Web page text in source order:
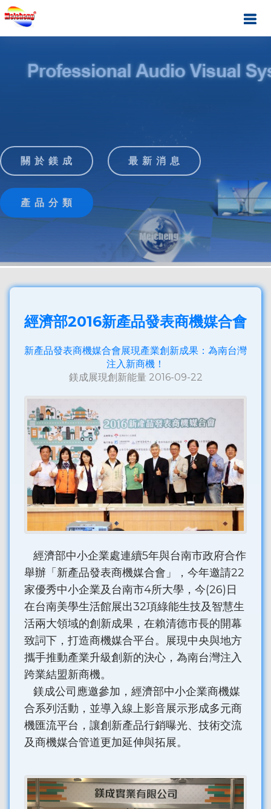
關 於 鎂 成 最 新 消 息
產 品 分 類
經濟部2016新產品發表商機媒合會
新產品發表商機媒合會展現產業創新成果：為南台灣
注入新商機！
鎂成展現創新能量 2016-09-22
經濟部中小企業處連續5年與台南市政府合作
舉辦「新產品發表商機媒合會」，今年邀請22
家優秀中小企業及台南市4所大學，今(26)日
在台南美學生活館展出32項綠能生技及智慧生
活兩大領域的創新成果，在賴清德市長的開幕
致詞下，打造商機媒合平台。展現中央與地方
攜手推動產業升級創新的決心，為南台灣注入
跨業結盟新商機。
鎂成公司應邀參加，經濟部中小企業商機媒
合系列活動，並導入線上影音展示形成多元商
機匯流平台，讓創新產品行銷曝光、技術交流
及商機媒合管道更加延伸與拓展。